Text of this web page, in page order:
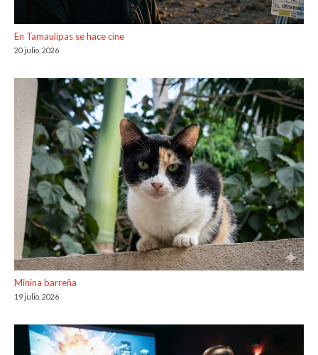
En Tamaulipas se hace cine
20 julio, 2026
Minina barreña
19 julio, 2026